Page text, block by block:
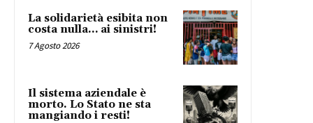
La solidarietà esibita non
costa nulla… ai sinistri!
7 Agosto 2026
Il sistema aziendale è
morto. Lo Stato ne sta
mangiando i resti!